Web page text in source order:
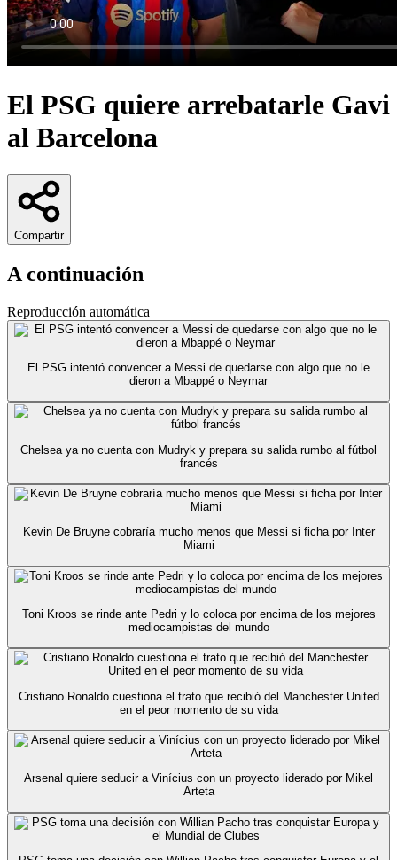
El PSG quiere arrebatarle Gavi
al Barcelona
Compartir
A continuación
Reproducción automática
El PSG intentó convencer a Messi de quedarse con algo que no le
dieron a Mbappé o Neymar
Chelsea ya no cuenta con Mudryk y prepara su salida rumbo al fútbol
francés
Kevin De Bruyne cobraría mucho menos que Messi si ficha por Inter
Miami
Toni Kroos se rinde ante Pedri y lo coloca por encima de los mejores
mediocampistas del mundo
Cristiano Ronaldo cuestiona el trato que recibió del Manchester United
en el peor momento de su vida
Arsenal quiere seducir a Vinícius con un proyecto liderado por Mikel
Arteta